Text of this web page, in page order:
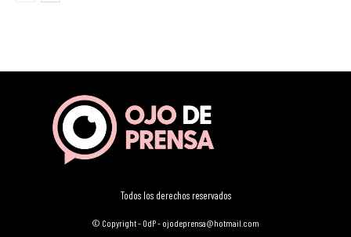
Todos los derechos reservados
© Copyright - OdP - ojodeprensa@hotmail.com